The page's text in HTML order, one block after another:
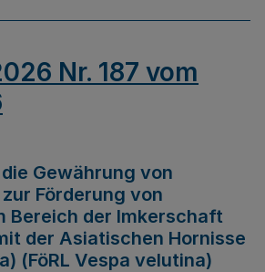
Nr. 187 vom
Gewährung von
Förderung von
Bereich der Imkerschaft
der Asiatischen Hornisse
(FöRL Vespa velutina)